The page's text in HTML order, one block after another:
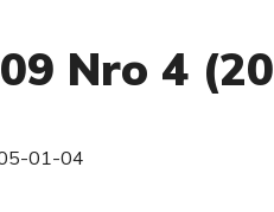
Nro 4
01-04